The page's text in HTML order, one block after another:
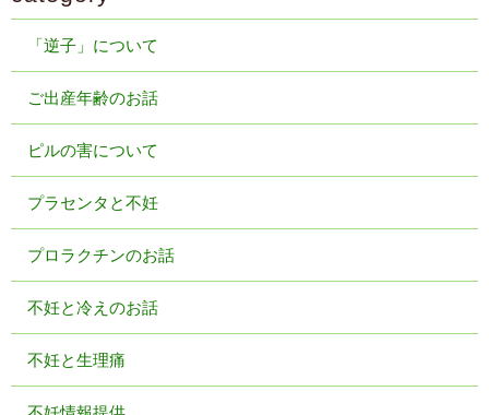
「逆子」について
ご出産年齢のお話
ピルの害について
プラセンタと不妊
プロラクチンのお話
不妊と冷えのお話
不妊と生理痛